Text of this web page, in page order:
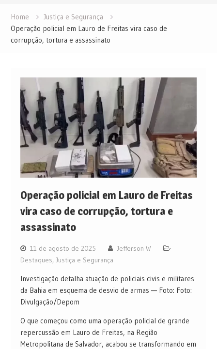
Home
Justiça e Segurança
Operação policial em Lauro de Freitas vira caso de
corrupção, tortura e assassinato
Operação policial em Lauro de Freitas
vira caso de corrupção, tortura e
assassinato
11 de agosto de 2025
Jefferson W
Destaques, Justiça e Segurança
Investigação detalha atuação de policiais civis e militares
da Bahia em esquema de desvio de armas — Foto: Foto:
Divulgação/Depom
O que começou como uma operação policial de grande
repercussão em Lauro de Freitas, na Região
Metropolitana de Salvador, acabou se transformando em